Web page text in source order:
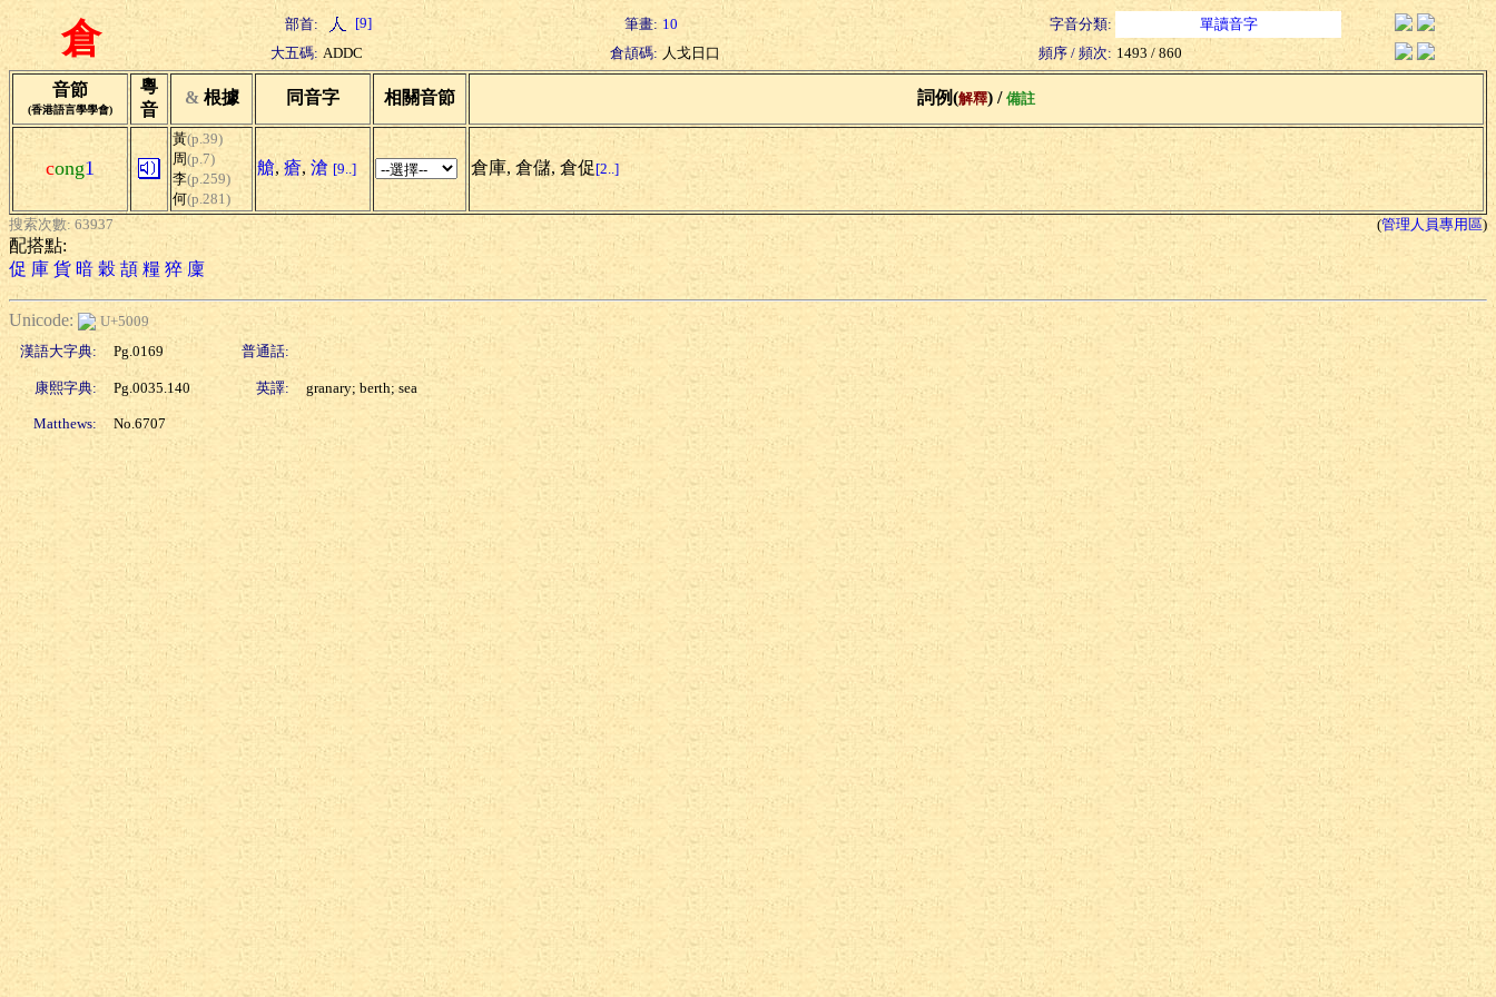
倉 部首: [9] 筆畫: 10 字音分類:
單讀音字
大五碼: ADDC 倉頡碼: 人戈日口 頻序 / 頻次: 1493 / 860
音節
(香港語言學學會)
粵
音
& 根據 同音字 相關音節 詞例(解釋) / 備註
cong1
黃(p.39)
周(p.7)
李(p.259)
何(p.281)
艙, 瘡, 滄 [9..] 倉庫, 倉儲, 倉促 [2..]
搜索次數: 63937 (管理人員專用區)
配搭點:
促 庫 貨 暗 穀 頡 糧 猝 廩
Unicode:
U+5009
漢語大字典:
Pg.0169 普通話:
康熙字典: Pg.0035.140 英譯: granary; berth; sea
Matthews: No.6707